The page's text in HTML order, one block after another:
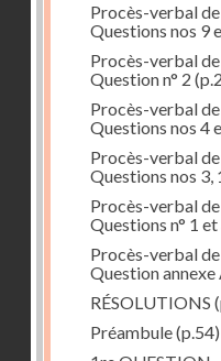
Procès-verbal
Questions nos 9
Procès-verbal
Question n° 2
Procès-verbal
Questions nos 4
Procès-verbal
Questions nos 3,
Procès-verbal
Questions n° 1 et
Procès-verbal
Question
RÉSOLUTIONS
Préambule(p.54)